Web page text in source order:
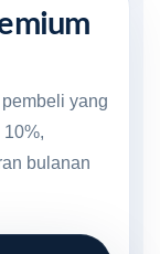
yang
bulanan